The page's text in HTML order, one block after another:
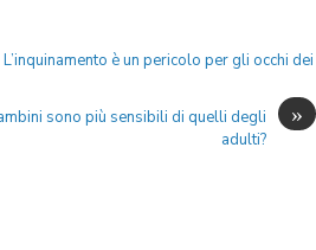
è un pericolo per gli occhi dei
»
sono più sensibili di quelli degli
adulti?